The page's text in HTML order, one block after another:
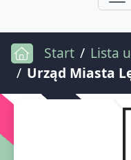
Start
Lista
Urząd Miasta